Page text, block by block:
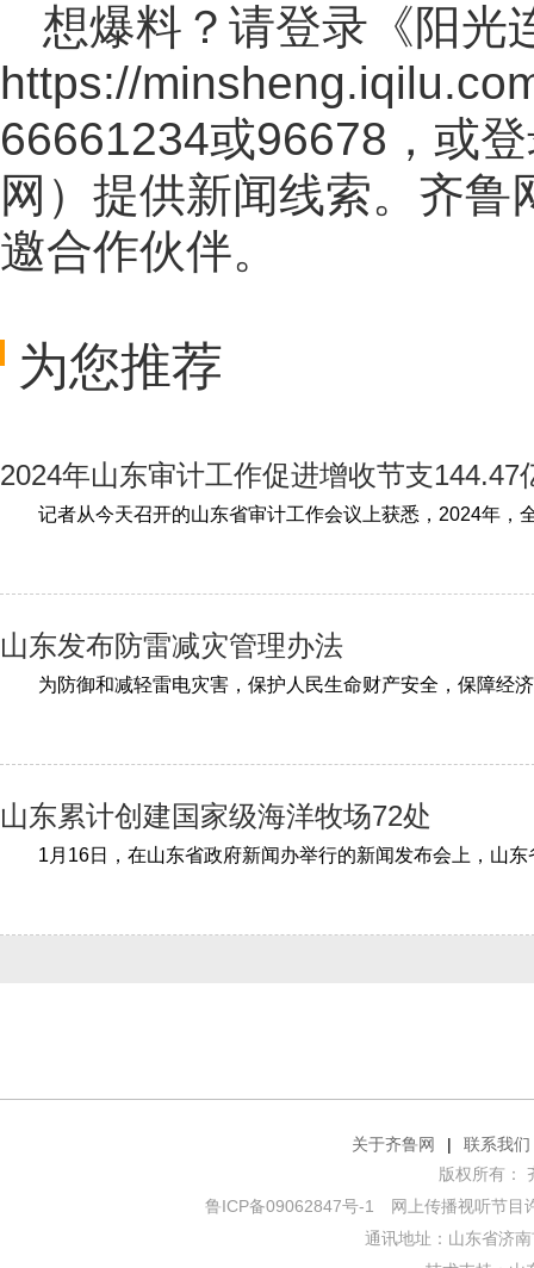
想爆料？请登录《阳光
https://
66661234或96678，或
网 ）提供新闻线索。齐鲁
邀合作伙伴。
为您推荐
2024年山东审计工作促进增收节支144.47
山东发布防雷减灾管理办法
山东累计创建国家级海洋牧场72处
关于齐鲁网 |
联系我们
版权所有：
鲁ICP备09062847号-1
网上传播视听节目
通讯地址：山东省济